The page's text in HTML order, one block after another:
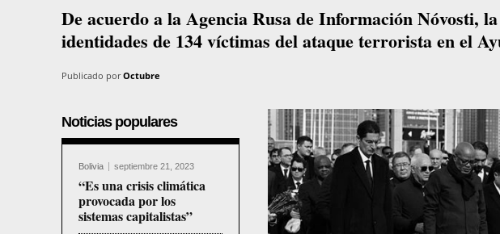
De acuerdo a la Agencia Rusa de Información Nóvosti,
identidades de 134 víctimas del ataque terrorista en el
Publicado por Octubre
Noticias populares
Bolivia septiembre 21, 2023
“Es una crisis climática
provocada por los
sistemas capitalistas”